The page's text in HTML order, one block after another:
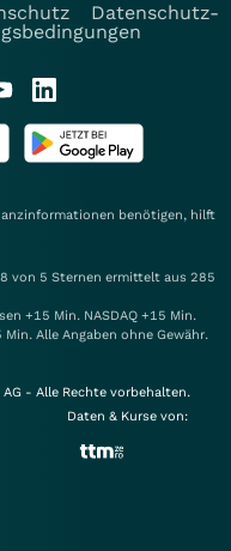
Datenschutz-
benötigen, hilft
von 5 Sternen ermittelt aus 285
+15 Min. NASDAQ +15 Min.
Alle Angaben ohne Gewähr.
- Alle Rechte vorbehalten.
Daten & Kurse von: